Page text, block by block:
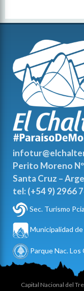
Perito Moreno
Santa Cruz –
tel: (+54 9) 2966
Sec. Turismo
Municipalidad
Parque Nac.
Capital Nacional del